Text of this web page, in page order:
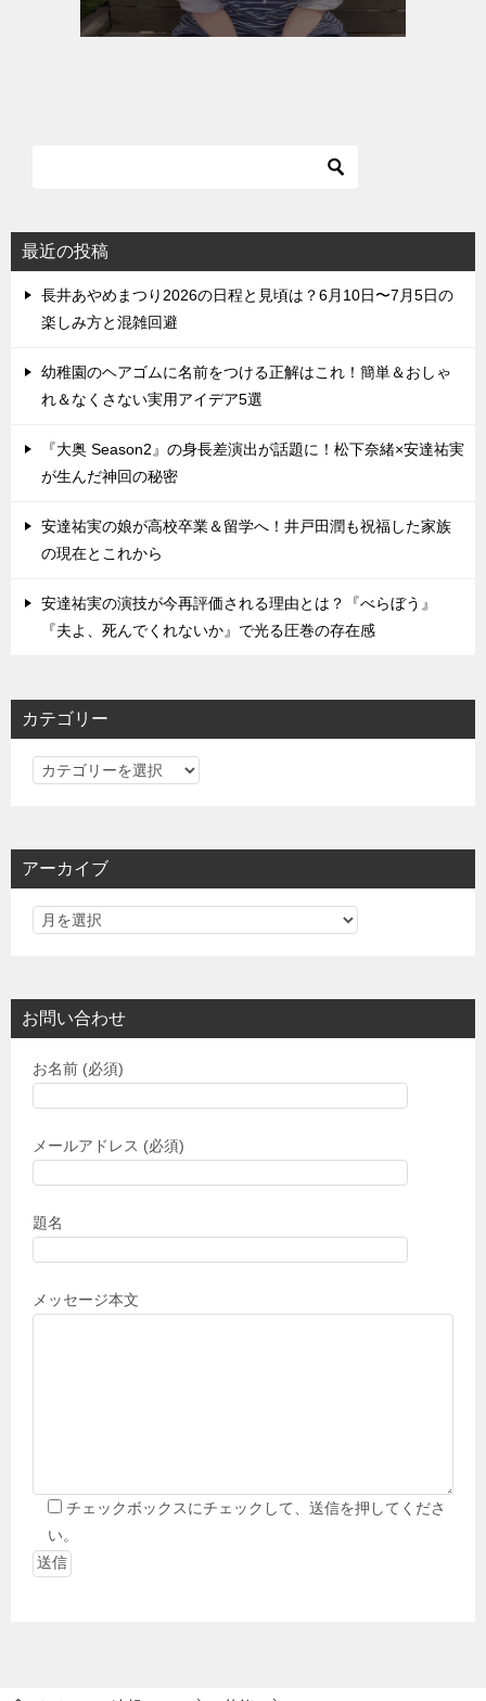
最近の投稿
長井あやめまつり2026の日程と見頃は？6月10日〜7月5日の
楽しみ方と混雑回避
幼稚園のヘアゴムに名前をつける正解はこれ！簡単＆おしゃ
れ＆なくさない実用アイデア5選
『大奥 Season2』の身長差演出が話題に！松下奈緒×安達祐実
が生んだ神回の秘密
安達祐実の娘が高校卒業＆留学へ！井戸田潤も祝福した家族
の現在とこれから
安達祐実の演技が今再評価される理由とは？『べらぼう』
『夫よ、死んでくれないか』で光る圧巻の存在感
カテゴリー
カ
リ
アーカイブ
お問い合わせ
お名前 (必須)
メールアドレス (必須)
題名
メッセージ本文
チェックボックスにチェックして、送信を押してくださ
い。